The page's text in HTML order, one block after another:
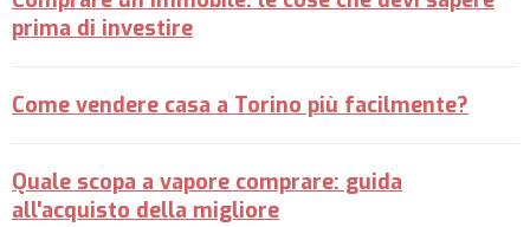
prima di investire
Come vendere casa a Torino più facilmente?
Quale scopa a vapore comprare: guida
all'acquisto della migliore